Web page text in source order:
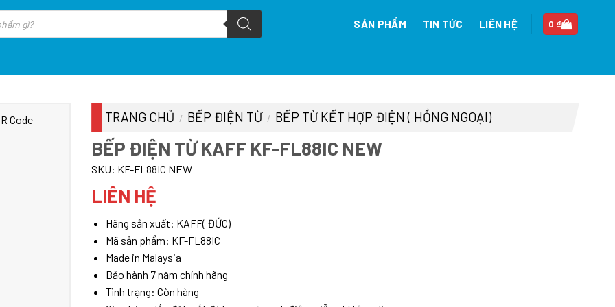
SẢN PHẨM TIN TỨC LIÊN HỆ 0₫
TRANG CHỦ / BẾP ĐIỆN TỪ / BẾP TỪ KẾT HỢP ĐIỆN ( HỒNG NGOẠI)
BẾP ĐIỆN TỪ KAFF KF-FL88IC NEW
SKU: KF-FL88IC NEW
LIÊN HỆ
Hãng sản xuất: KAFF( ĐỨC)
Mã sản phẩm: KF-FL88IC
Made in Malaysia
Bảo hành 7 năm chính hãng
Tình trạng: Còn hàng